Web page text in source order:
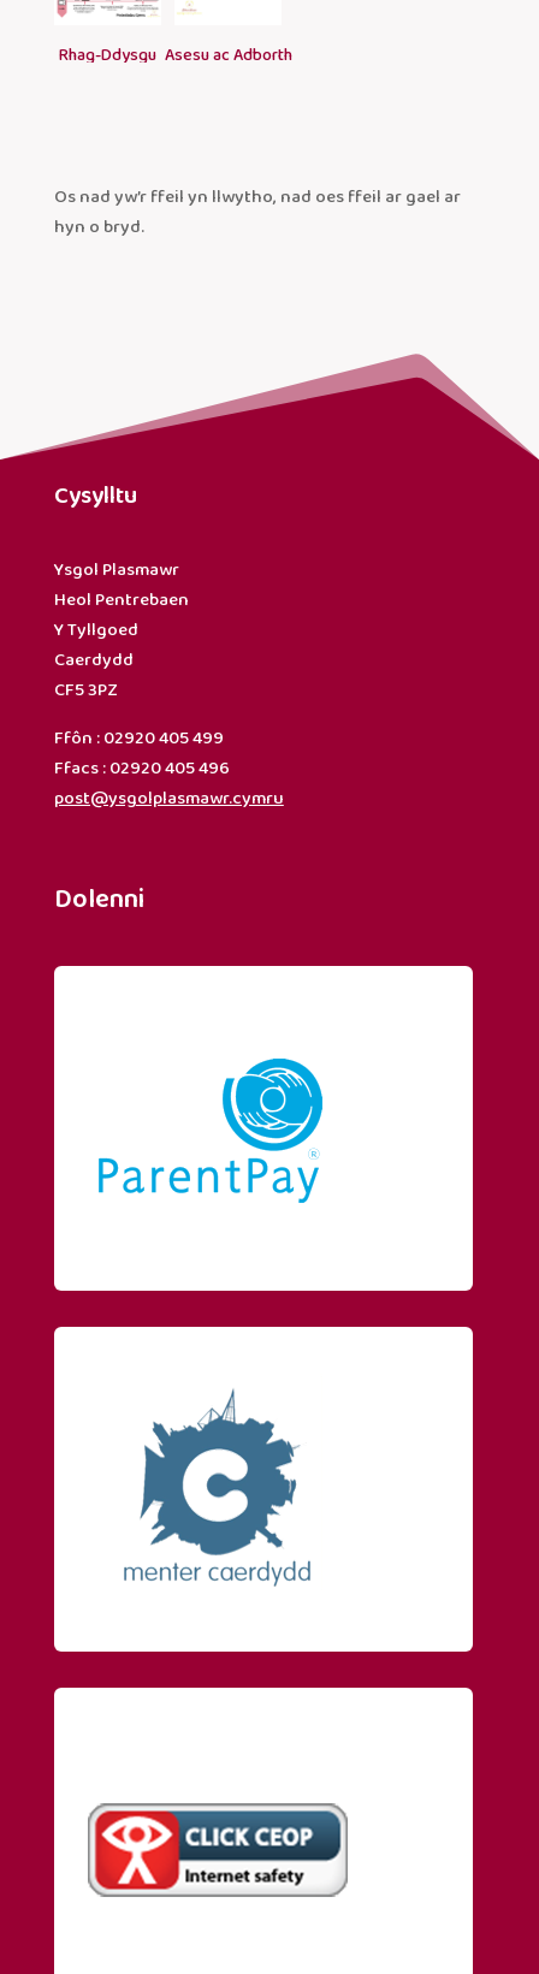
Rhag-Ddysgu Asesu ac Adborth
Os nad yw’r ffeil yn llwytho, nad oes ffeil ar gael ar
hyn o bryd.
Cysylltu
Ysgol Plasmawr
Heol Pentrebaen
Y Tyllgoed
Caerdydd
CF5 3PZ
Ffôn : 02920 405 499
Ffacs : 02920 405 496
post@ysgolplasmawr.cymru
Dolenni